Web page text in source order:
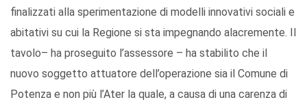
finalizzati alla sperimentazione di modelli innovativi sociali e
abitativi su cui la Regione si sta impegnando alacremente. Il
tavolo– ha proseguito l’assessore – ha stabilito che il
nuovo soggetto attuatore dell’operazione sia il Comune di
Potenza e non più l’Ater la quale, a causa di una carenza di